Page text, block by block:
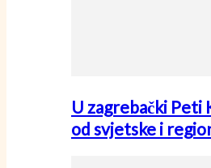
U zagrebački Peti
od svjetske i